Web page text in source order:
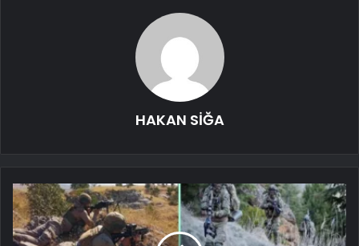
HAKAN SİĞA